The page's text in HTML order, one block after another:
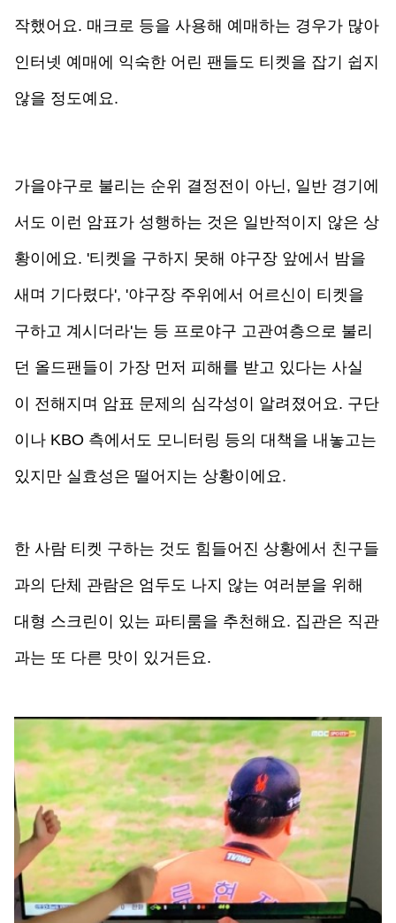
작했어요. 매크로 등을 사용해 예매하는 경우가 많아
인터넷 예매에 익숙한 어린 팬들도 티켓을 잡기 쉽지
않을 정도예요.
가을야구로 불리는 순위 결정전이 아닌, 일반 경기에
서도 이런 암표가 성행하는 것은 일반적이지 않은 상
황이에요. '티켓을 구하지 못해 야구장 앞에서 밤을
새며 기다렸다', '야구장 주위에서 어르신이 티켓을
구하고 계시더라'는 등 프로야구 고관여층으로 불리
던 올드팬들이 가장 먼저 피해를 받고 있다는 사실
이 전해지며 암표 문제의 심각성이 알려졌어요. 구단
이나 KBO 측에서도 모니터링 등의 대책을 내놓고는
있지만 실효성은 떨어지는 상황이에요.
한 사람 티켓 구하는 것도 힘들어진 상황에서 친구들
과의 단체 관람은 엄두도 나지 않는 여러분을 위해
대형 스크린이 있는 파티룸을 추천해요. 집관은 직관
과는 또 다른 맛이 있거든요.